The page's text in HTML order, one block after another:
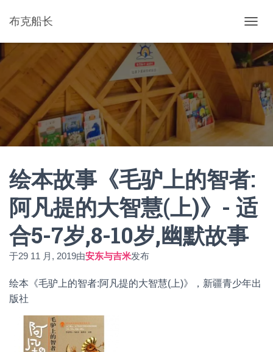
布克船长
换
航
绘本故事《毛驴上的智者:
阿凡提的大智慧(上)》- 适
合5-7岁,8-10岁,幽默故事
于29 11 月, 2019由安东与吉米发布
绘本《毛驴上的智者:阿凡提的大智慧(上)》，新疆青少年出
版社